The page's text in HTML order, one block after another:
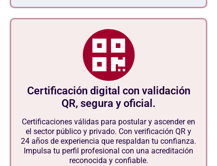
Certificación digital con validación
QR, segura y oficial.
Certificaciones válidas para postular y ascender en
el sector público y privado. Con verificación QR y
24 años de experiencia que respaldan tu confianza.
Impulsa tu perfil profesional con una acreditación
reconocida y confiable.